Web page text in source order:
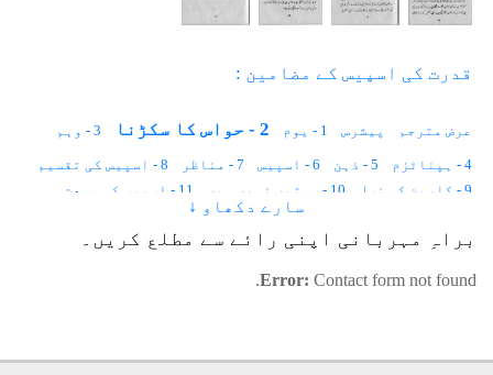
قدرت کی اسپیس کے مضامین :
عرض مترجم پیشرس 1 - یوم 2 - حواس کا سکڑنا 3 - وہم
4 - ہپناٹزم 5 - ذہن 6 - اسپیس 7 - مناظر
8 - اسپیس کی تقسیم
9 - کاربن کی نسل
10 - سمتیں نہیں ہیں
11 - اسپیس کی وسعت
13 - دماغ
15 - غیب
سارے دکھاو ↓
براہِ مہربانی اپنی رائے سے مطلع کریں۔
Error: Contact form not found.